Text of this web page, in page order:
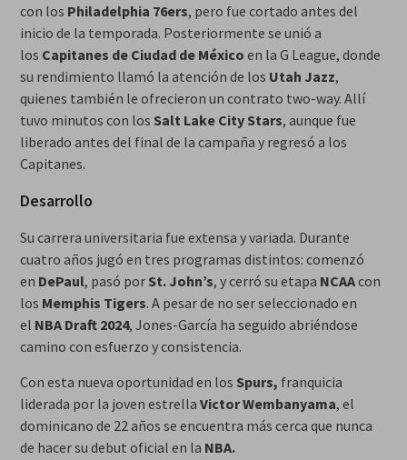
con los Philadelphia 76ers, pero fue cortado antes del
inicio de la temporada. Posteriormente se unió a
los Capitanes de Ciudad de México en la G League, donde
su rendimiento llamó la atención de los Utah Jazz,
quienes también le ofrecieron un contrato two-way. Allí
tuvo minutos con los Salt Lake City Stars, aunque fue
liberado antes del final de la campaña y regresó a los
Capitanes.
Desarrollo
Su carrera universitaria fue extensa y variada. Durante
cuatro años jugó en tres programas distintos: comenzó
en DePaul, pasó por St. John’s, y cerró su etapa NCAAcon
los Memphis Tigers. A pesar de no ser seleccionado en
el NBA Draft 2024, Jones-García ha seguido abriéndose
camino con esfuerzo y consistencia.
Con esta nueva oportunidad en los Spurs, franquicia
liderada por la joven estrella Victor Wembanyama, el
dominicano de 22 años se encuentra más cerca que nunca
de hacer su debut oficial en la NBA.